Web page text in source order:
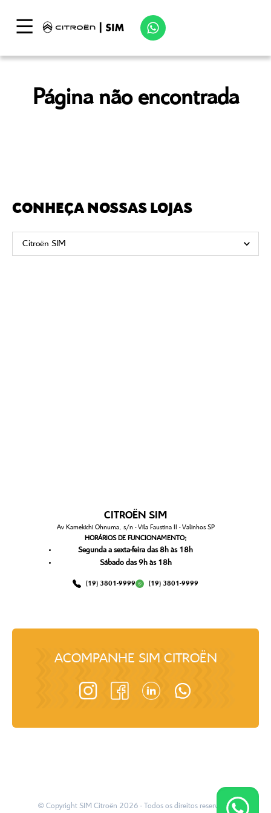
Página não encontrada
CONHEÇA NOSSAS LOJAS
CITROËN SIM
Av Kamekichi Ohnuma, s/n - Vila Faustina II - Valinhos SP
HORÁRIOS DE FUNCIONAMENTO:
Segunda a sexta-feira das 8h às 18h
Sábado das 9h às 18h
(19) 3801-9999 (19) 3801-9999
ACOMPANHE SIM CITROËN
© Copyright SIM Citroën 2026 - Todos os direitos reservados